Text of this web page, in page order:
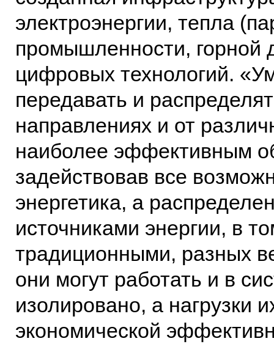
электроэнергии, тепла
промышленности,
цифровых технологий.
передавать и
направлениях и от
наиболее эффективным
задействовав все
энергетика, а
источниками энергии, в
традиционными, разных
они могут работать и в
изолировано, а нагрузки
экономической